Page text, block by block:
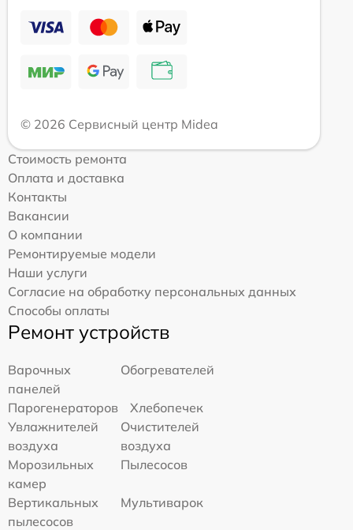
© 2026 Сервисный центр Midea
Стоимость ремонта
Оплата и доставка
Контакты
Вакансии
О компании
Ремонтируемые модели
Наши услуги
Согласие на обработку персональных данных
Способы оплаты
Ремонт устройств
Варочных
панелей
Обогревателей
Парогенераторов
Хлебопечек
Увлажнителей
воздуха
Очистителей
воздуха
Морозильных
камер
Пылесосов
Вертикальных
пылесосов
Мультиварок